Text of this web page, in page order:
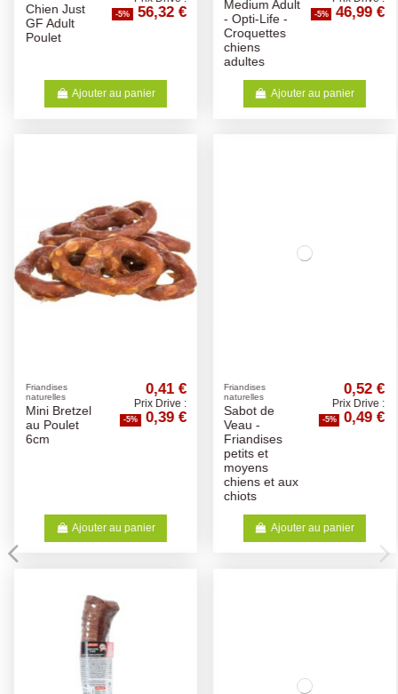
Chien Just
GF Adult
Poulet
-5% 56,32 €
Ajouter au panier
Friandises
naturelles
Mini Bretzel
au Poulet
6cm
0,41 €
Prix Drive :
-5% 0,39 €
Ajouter au panier
Medium Adult
- Opti-Life -
Croquettes
chiens
adultes
-5% 46,99 €
Ajouter au panier
Friandises
naturelles
Sabot de
Veau -
Friandises
petits et
moyens
chiens et aux
chiots
0,52 €
Prix Drive :
-5% 0,49 €
Ajouter au panier